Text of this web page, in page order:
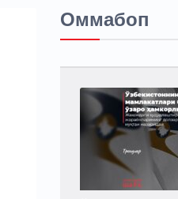
Оммабоп